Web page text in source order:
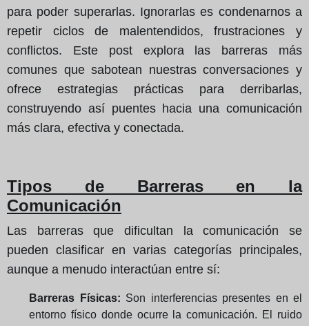
para poder superarlas. Ignorarlas es condenarnos a
repetir ciclos de malentendidos, frustraciones y
conflictos. Este post explora las barreras más
comunes que sabotean nuestras conversaciones y
ofrece estrategias prácticas para derribarlas,
construyendo así puentes hacia una comunicación
más clara, efectiva y conectada.
Tipos de Barreras en la
Comunicación
Las barreras que dificultan la comunicación se
pueden clasificar en varias categorías principales,
aunque a menudo interactúan entre sí:
Barreras Físicas: Son interferencias presentes en el
entorno físico donde ocurre la comunicación. El ruido